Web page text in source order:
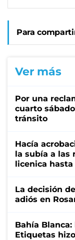
Para
Ver más
Por una
cuarto
tránsito
Hacía
la subía a las
licenica hasta
La decisión
adiós en
Bahía
Etiquetas